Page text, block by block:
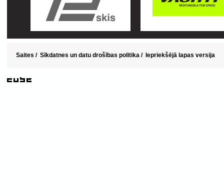
Saites / Sīkdatnes un datu drošības politika / Iepriekšējā lapas versija